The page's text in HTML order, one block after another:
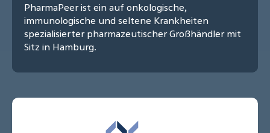
PharmaPeer ist ein auf onkologische,
immunologische und seltene Krankheiten
spezialisierter pharmazeutischer Großhändler mit
Sitz in Hamburg.